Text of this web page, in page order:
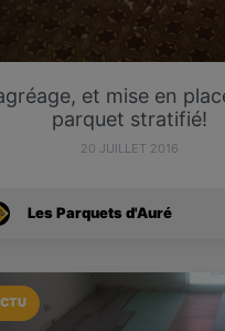
et mise en
parquet stratifié!
20 JUILLET 2016
Les Parquets d'Auré